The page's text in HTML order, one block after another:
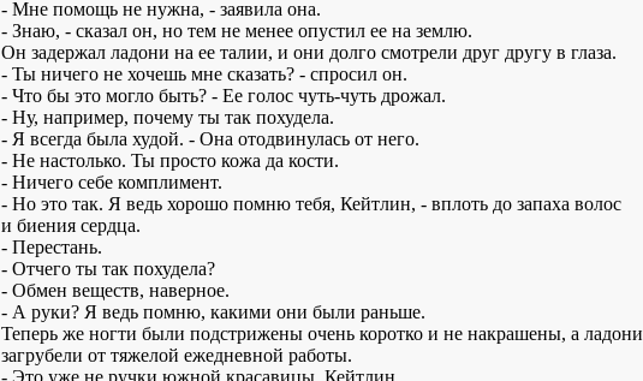
- Мне помощь не нужна, - заявила она.
- Знаю, - сказал он, но тем не менее опустил ее на землю.
Он задержал ладони на ее талии, и они долго смотрели друг другу в глаза.
- Ты ничего не хочешь мне сказать? - спросил он.
- Что бы это могло быть? - Ее голос чуть-чуть дрожал.
- Ну, например, почему ты так похудела.
- Я всегда была худой. - Она отодвинулась от него.
- Не настолько. Ты просто кожа да кости.
- Ничего себе комплимент.
- Но это так. Я ведь хорошо помню тебя, Кейтлин, - вплоть до запаха волос
и биения сердца.
- Перестань.
- Отчего ты так похудела?
- Обмен веществ, наверное.
- А руки? Я ведь помню, какими они были раньше.
Теперь же ногти были подстрижены очень коротко и не накрашены, а ладони
загрубели от тяжелой ежедневной работы.